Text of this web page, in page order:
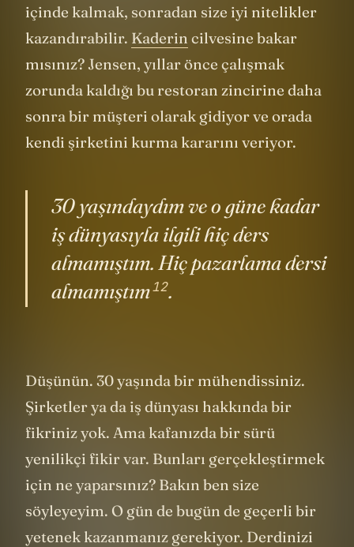
edemeyebilirsiniz. Kaotik durumların
içinde kalmak, sonradan size iyi nitelikler
kazandırabilir.Kaderincilvesine bakar
mısınız? Jensen, yıllar önce çalışmak
zorunda kaldığı bu restoran zincirine daha
sonra bir müşteri olarak gidiyor ve orada
30 yaşındaydım ve o güne kadar
iş dünyasıyla ilgili hiç ders
almamıştım. Hiç pazarlama dersi
Düşünün. 30 yaşında bir mühendissiniz.
Şirketler ya da iş dünyası hakkında bir
fikriniz yok. Ama kafanızda bir sürü
yenilikçi fikir var. Bunları gerçekleştirmek
için ne yaparsınız? Bakın ben size
söyleyeyim. O gün de bugün de geçerli bir